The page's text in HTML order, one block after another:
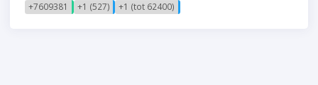
+7609381 +1 (527) +1 (tot 62400)